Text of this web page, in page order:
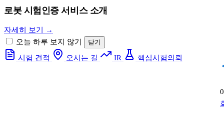
로봇 시험인증 서비스 소개
자세히 보기 →
오늘 하루 보지 않기
닫기
시험 견적 오시는 길 IR 핵심시험의뢰